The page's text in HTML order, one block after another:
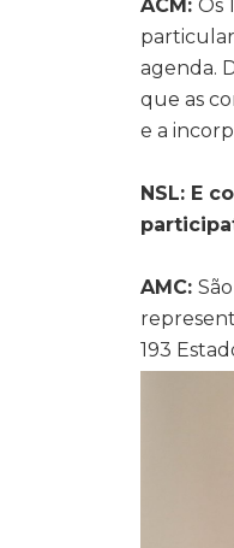
ACM: Os
agenda.
que as
e a
NSL: E
AMC:
193